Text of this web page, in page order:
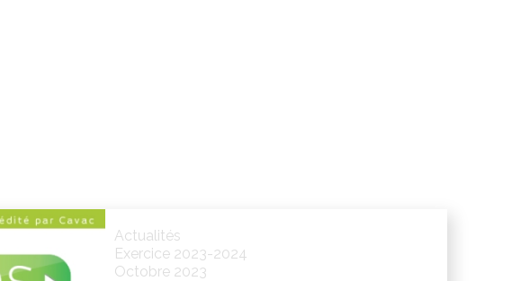
Actualités
Exercice 2023-2024
Octobre 2023